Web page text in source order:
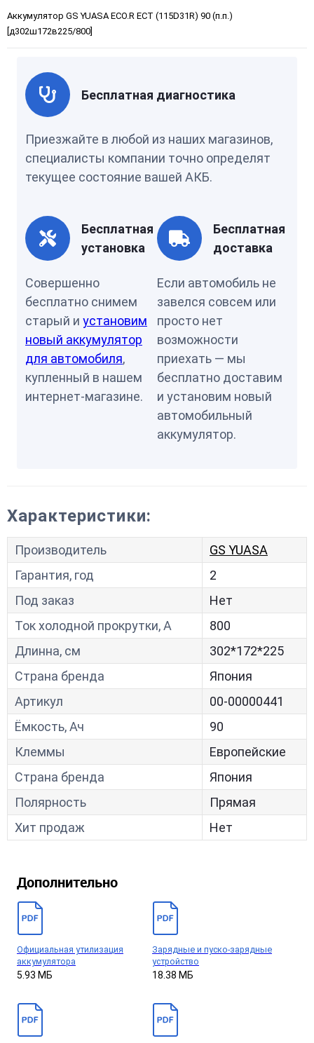
Аккумулятор GS YUASA ECO.R ECT (115D31R) 90 (п.п.)
[д302ш172в225/800]
Бесплатная диагностика
Приезжайте в любой из наших магазинов,
специалисты компании точно определят
текущее состояние вашей АКБ.
Бесплатная
установка
Совершенно
бесплатно снимем
старый и установим
новый аккумулятор
для автомобиля,
купленный в нашем
интернет-магазине.
Бесплатная
доставка
Если автомобиль не
завелся совсем или
просто нет
возможности
приехать — мы
бесплатно доставим
и установим новый
автомобильный
аккумулятор.
Характеристики:
Производитель
GS YUASA
Гарантия, год
2
Под заказ
Нет
Ток холодной прокрутки, A
800
Длинна, см
302*172*225
Страна бренда
Япония
Артикул
00-00000441
Ёмкость, Ач
90
Клеммы
Европейские
Страна бренда
Япония
Полярность
Прямая
Хит продаж
Нет
Дополнительно
Официальная утилизация
аккумулятора
5.93 МБ
Зарядные и пуско-зарядные
устройство
18.38 МБ